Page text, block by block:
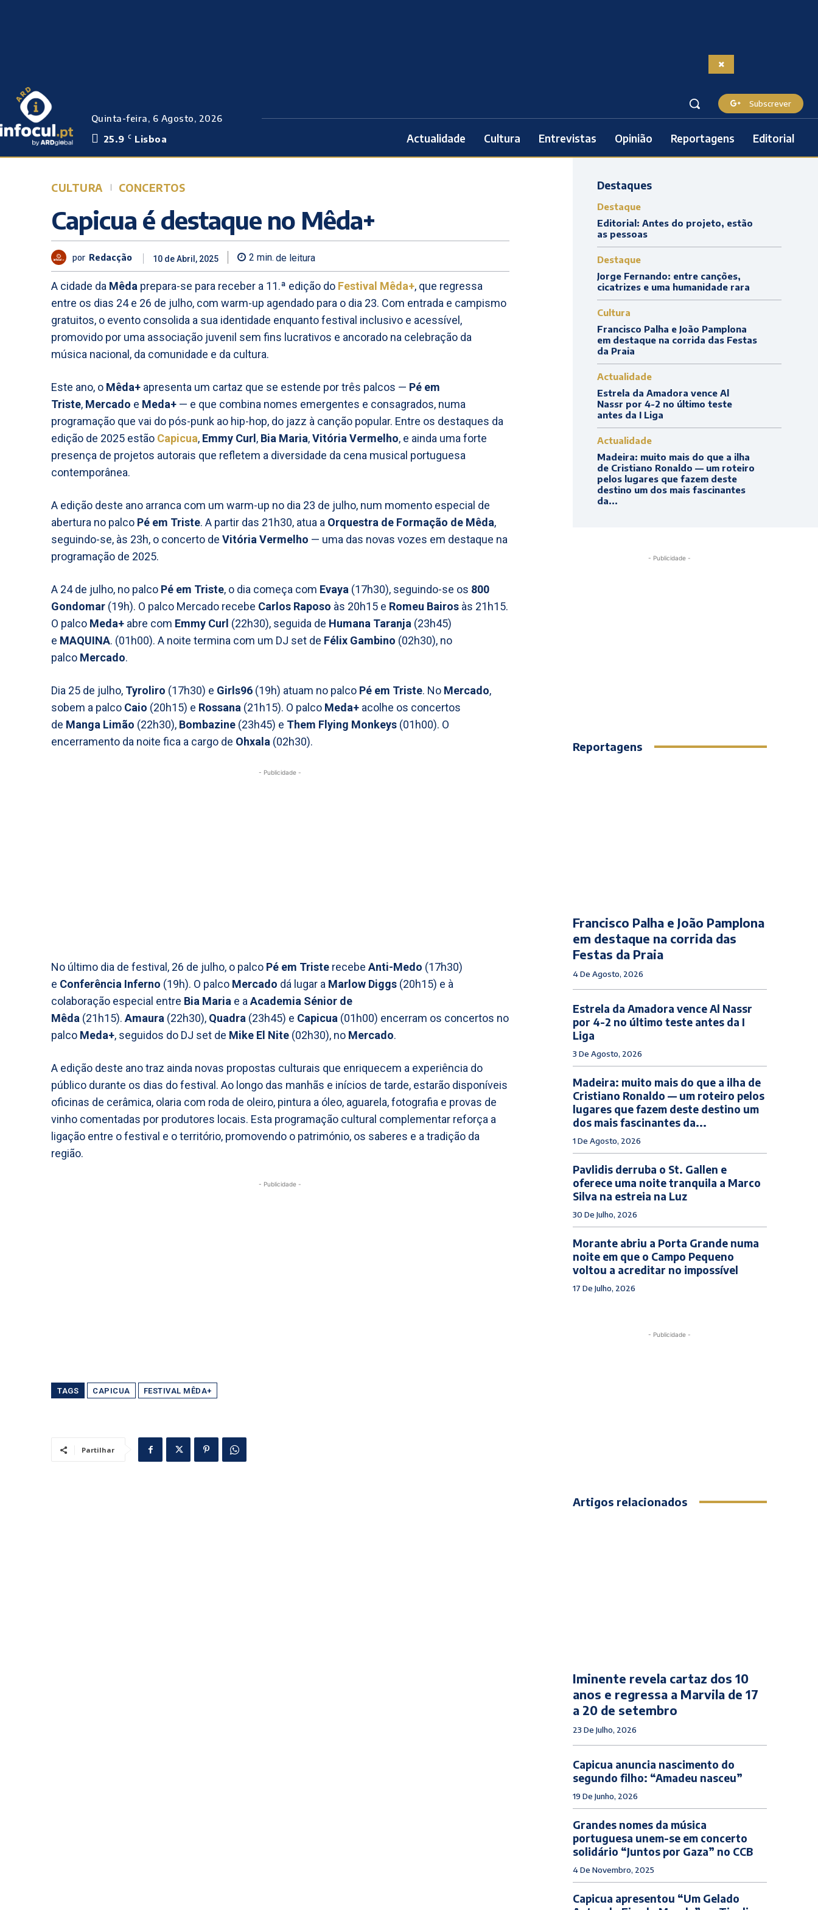
Quinta-feira, 6 Agosto, 2026
25.9 C Lisboa
Subscrever
Actualidade Cultura Entrevistas Opinião Reportagens Editorial
CULTURA CONCERTOS
Capicua é destaque no Mêda+
por Redacção 10 de Abril, 2025 2 min. de leitura
A cidade da Mêda prepara-se para receber a 11.ª edição do Festival Mêda+, que regressa
entre os dias 24 e 26 de julho, com warm-up agendado para o dia 23. Com entrada e campismo
gratuitos, o evento consolida a sua identidade enquanto festival inclusivo e acessível,
promovido por uma associação juvenil sem fins lucrativos e ancorado na celebração da
música nacional, da comunidade e da cultura.
Este ano, o Mêda+ apresenta um cartaz que se estende por três palcos — Pé em
Triste, Mercado e Meda+ — e que combina nomes emergentes e consagrados, numa
programação que vai do pós-punk ao hip-hop, do jazz à canção popular. Entre os destaques da
edição de 2025 estão Capicua, Emmy Curl , Bia Maria,Vitória Vermelho, e ainda uma forte
presença de projetos autorais que refletem a diversidade da cena musical portuguesa
contemporânea.
A edição deste ano arranca com um warm-up no dia 23 de julho, num momento especial de
abertura no palco Pé em Triste. A partir das 21h30, atua a Orquestra de Formação de Mêda,
seguindo-se, às 23h, o concerto de Vitória Vermelho — uma das novas vozes em destaque na
programação de 2025.
A 24 de julho, no palco Pé em Triste, o dia começa com Evaya (17h30), seguindo-se os 800
Gondomar (19h). O palco Mercado recebe Carlos Raposo às 20h15 e Romeu Bairos às 21h15.
O palco Meda+ abre com Emmy Curl (22h30), seguida de Humana Taranja (23h45)
e MAQUINA. (01h00). A noite termina com um DJ set de Félix Gambino (02h30), no
palco Mercado.
Dia 25 de julho, Tyroliro (17h30) e Girls96 (19h) atuam no palco Pé em Triste. No Mercado,
sobem a palco Caio (20h15) e Rossana (21h15). O palco Meda+ acolhe os concertos
de Manga Limão (22h30), Bombazine (23h45) e Them Flying Monkeys (01h00). O
encerramento da noite fica a cargo de Ohxala (02h30).
- Publicidade -
No último dia de festival, 26 de julho, o palco Pé em Triste recebe Anti-Medo (17h30)
e Conferência Inferno (19h). O palco Mercado dá lugar a Marlow Diggs (20h15) e à
colaboração especial entre Bia Maria e a Academia Sénior de
Mêda (21h15). Amaura (22h30), Quadra (23h45) e Capicua (01h00) encerram os concertos no
palco Meda+, seguidos do DJ set de Mike El Nite (02h30), no Mercado.
A edição deste ano traz ainda novas propostas culturais que enriquecem a experiência do
público durante os dias do festival. Ao longo das manhãs e inícios de tarde, estarão disponíveis
oficinas de cerâmica, olaria com roda de oleiro, pintura a óleo, aguarela, fotografia e provas de
vinho comentadas por produtores locais. Esta programação cultural complementar reforça a
ligação entre o festival e o território, promovendo o património, os saberes e a tradição da
região.
- Publicidade -
TAGS CAPICUA FESTIVAL MÊDA+
Partilhar
Destaques
Destaque
Editorial: Antes do projeto, estão
as pessoas
Destaque
Jorge Fernando: entre canções,
cicatrizes e uma humanidade rara
Cultura
Francisco Palha e João Pamplona
em destaque na corrida das Festas
da Praia
Actualidade
Estrela da Amadora vence Al
Nassr por 4-2 no último teste
antes da I Liga
Actualidade
Madeira: muito mais do que a ilha
de Cristiano Ronaldo — um roteiro
pelos lugares que fazem deste
destino um dos mais fascinantes
da...
- Publicidade -
Reportagens
Francisco Palha e João Pamplona
em destaque na corrida das
Festas da Praia
4 De Agosto, 2026
Estrela da Amadora vence Al Nassr
por 4-2 no último teste antes da I
Liga
3 De Agosto, 2026
Madeira: muito mais do que a ilha de
Cristiano Ronaldo — um roteiro pelos
lugares que fazem deste destino um
dos mais fascinantes da...
1 De Agosto, 2026
Pavlidis derruba o St. Gallen e
oferece uma noite tranquila a Marco
Silva na estreia na Luz
30 De Julho, 2026
Morante abriu a Porta Grande numa
noite em que o Campo Pequeno
voltou a acreditar no impossível
17 De Julho, 2026
- Publicidade -
Artigos relacionados
Iminente revela cartaz dos 10
anos e regressa a Marvila de 17
a 20 de setembro
23 De Julho, 2026
Capicua anuncia nascimento do
segundo filho: “Amadeu nasceu”
19 De Junho, 2026
Grandes nomes da música
portuguesa unem-se em concerto
solidário “Juntos por Gaza” no CCB
4 De Novembro, 2025
Capicua apresentou “Um Gelado